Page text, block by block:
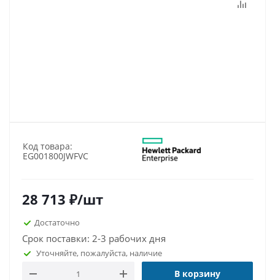
Код товара:
EG001800JWFVC
28 713 ₽/шт
Достаточно
Срок поставки: 2-3 рабочих дня
Уточняйте, пожалуйста, наличие
В корзину